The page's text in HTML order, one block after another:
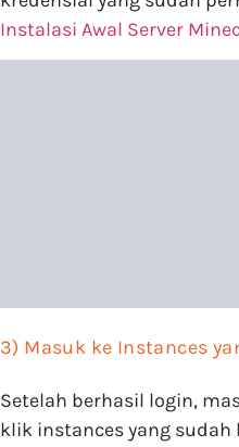
Instalasi Awal Server
3) Masuk ke Instances
Setelah berhasil login,
klik instances yang